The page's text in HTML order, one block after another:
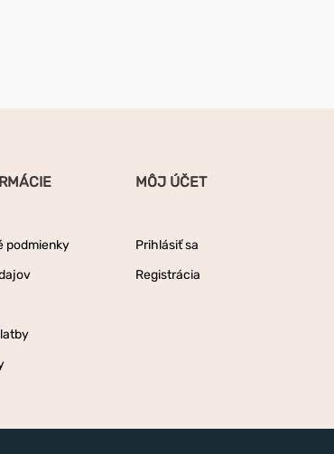
podmienky
MÔJ ÚČET
Prihlásiť sa
Registrácia